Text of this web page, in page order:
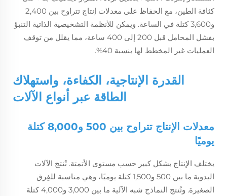
كثافة الطين، مع الحفاظ على معدلات إنتاج تتراوح بين 2,400
و3,600 كتلة في الساعة. ويمكن للأنظمة التشخيصية الذاتية التنبؤ
بفشل المحامل قبل 200 إلى 400 ساعة، مما يقلل من توقف
العمليات غير المخطط لها بنسبة 40%.
القدرة الإنتاجية، الكفاءة، واستهلاك
الطاقة عبر أنواع الآلات
معدلات الإنتاج تتراوح بين 500 و8,000 كتلة
يوميًا
يختلف الإنتاج بشكل كبير حسب مستوى الأتمتة. تُنتج الآلات
اليدوية ما بين 500 و1,500 كتلة يوميًا، وهي مناسبة للفِرق
الصغيرة. وتُنتج النماذج شبه الآلية ما بين 3,000 و4,000 كتلة